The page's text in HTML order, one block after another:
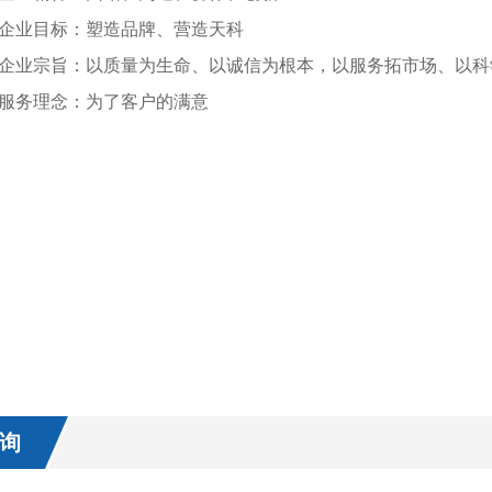
目标：塑造品牌、营造天科
宗旨：以质量为生命、以诚信为根本， 以服务拓市场、
理念：为了客户的满意